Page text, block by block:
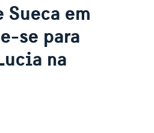
Trabalho e
de monitoria em Niassa
Sueca em
se para
na